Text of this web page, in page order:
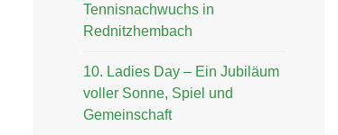
Tennisnachwuchs in
Rednitzhembach
10. Ladies Day – Ein Jubiläum
voller Sonne, Spiel und
Gemeinschaft